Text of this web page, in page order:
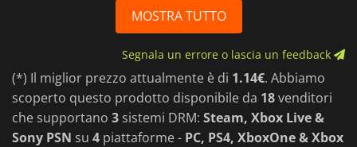
MOSTRA TUTTO
Segnala un errore o lascia un feedback
(*) Il miglior prezzo attualmente è di 1.14€. Abbiamo
scoperto questo prodotto disponibile da 18venditori
che supportano 3 sistemi DRM: Steam, Xbox Live &
Sony PSN su 4 piattaforme - PC, PS4, XboxOne & Xbox